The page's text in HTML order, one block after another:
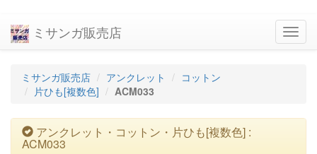
ミサンガ販売店
ミサンガ販売店 アンクレット
コットン
片ひも[複数色]
ACM033
アンクレット・コットン・片ひも[複数色] :
ACM033